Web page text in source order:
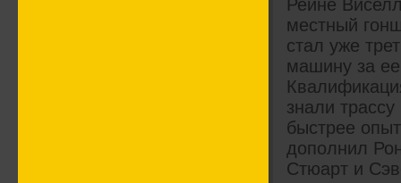
Рейне
местный
стал уже
машину за
знали
быстрее
дополнил
Стюарт и